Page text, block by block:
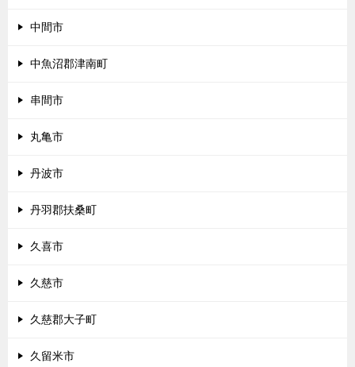
中間市
中魚沼郡津南町
串間市
丸亀市
丹波市
丹羽郡扶桑町
久喜市
久慈市
久慈郡大子町
久留米市